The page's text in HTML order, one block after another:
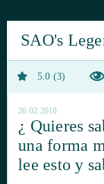
SAO's
5.0 3
26.02.2018
¿ Quieres
una forma
lee esto y